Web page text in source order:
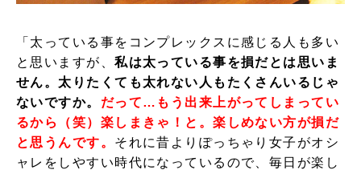
「太っている事をコンプレックスに感じる人も多い
と思いますが、私は太っている事を損だとは思いま
せん。太りたくても太れない人もたくさんいるじゃ
ないですか。 だって…もう出来上がってしまってい
るから（笑）楽しまきゃ！と。楽しめない方が損だ
と思うんです。 それに昔よりぽっちゃり女子がオシ
ャレをしやすい時代になっているので、毎日が楽し